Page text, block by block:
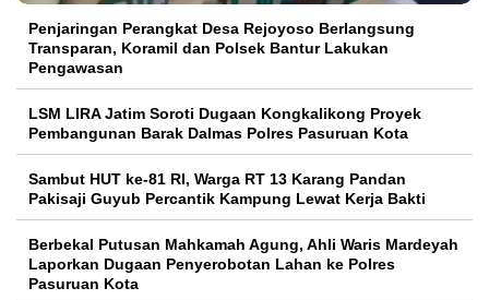
Penjaringan Perangkat Desa Rejoyoso Berlangsung
Transparan, Koramil dan Polsek Bantur Lakukan
Pengawasan
LSM LIRA Jatim Soroti Dugaan Kongkalikong Proyek
Pembangunan Barak Dalmas Polres Pasuruan Kota
Sambut HUT ke-81 RI, Warga RT 13 Karang Pandan
Pakisaji Guyub Percantik Kampung Lewat Kerja Bakti
Berbekal Putusan Mahkamah Agung, Ahli Waris Mardeyah
Laporkan Dugaan Penyerobotan Lahan ke Polres
Pasuruan Kota